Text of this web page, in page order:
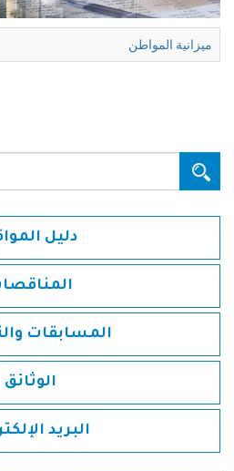
ميزانية المواطن
البحث...
دليل
المسابقات
الوثائق
البريد